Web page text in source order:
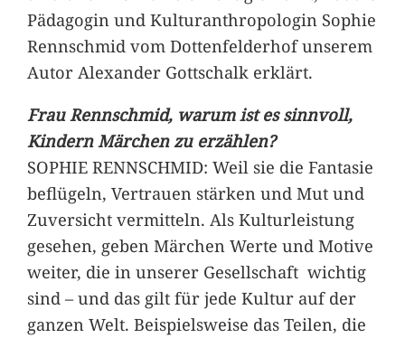
Pädagogin und Kulturanthropologin Sophie
Rennschmid vom Dottenfelderhof unserem
Autor Alexander Gottschalk erklärt.
Frau Rennschmid, warum ist es sinnvoll,
Kindern Märchen zu erzählen?
SOPHIE RENNSCHMID: Weil sie die Fantasie
beflügeln, Vertrauen stärken und Mut und
Zuversicht vermitteln. Als Kulturleistung
gesehen, geben Märchen Werte und Motive
weiter, die in unserer Gesellschaft wichtig
sind – und das gilt für jede Kultur auf der
ganzen Welt. Beispielsweise das Teilen, die